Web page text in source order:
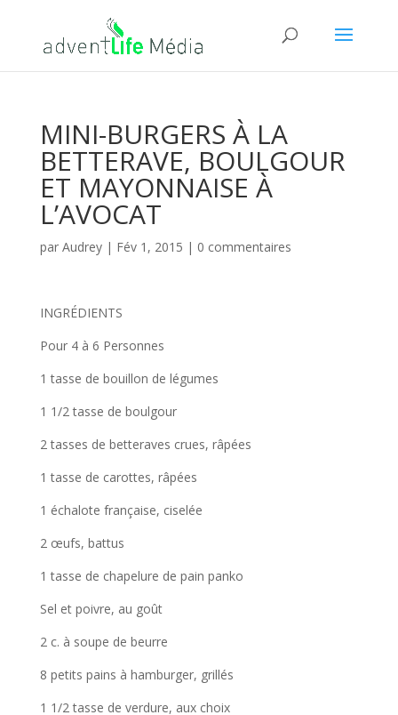
MINI-BURGERS À LA
BETTERAVE, BOULGOUR
ET MAYONNAISE À
L’AVOCAT
par Audrey| Fév 1, 2015 | 0 commentaires
INGRÉDIENTS
Pour 4 à 6 Personnes
1 tasse de bouillon de légumes
1 1/2 tasse de boulgour
2 tasses de betteraves crues, râpées
1 tasse de carottes, râpées
1 échalote française, ciselée
2 œufs, battus
1 tasse de chapelure de pain panko
Sel et poivre, au goût
2 c. à soupe de beurre
8 petits pains à hamburger, grillés
1 1/2 tasse de verdure, aux choix